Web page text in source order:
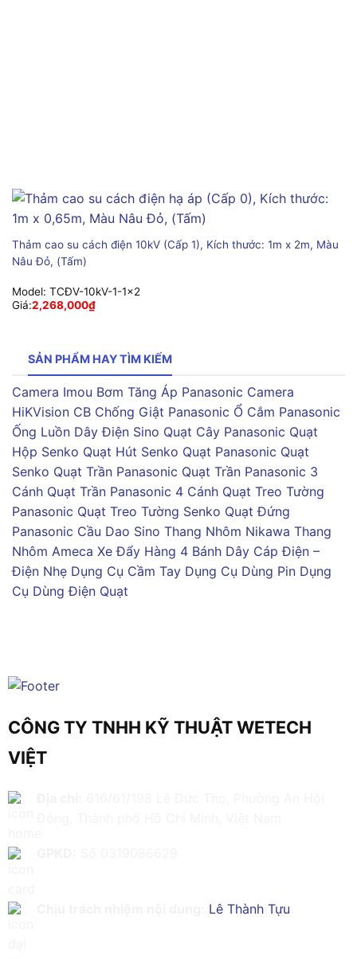
Thảm cao su cách điện 10kV (Cấp 1), Kích thước: 1m x 2m, Màu
Nâu Đỏ, (Tấm)
Model: TCĐV-10kV-1-1x2
Giá:2,268,000₫
SẢN PHẨM HAY TÌM KIẾM
Camera Imou Bơm Tăng Áp Panasonic Camera
HiKVision CB Chống Giật Panasonic Ổ Cắm Panasonic
Ống Luồn Dây Điện Sino Quạt Cây Panasonic Quạt
Hộp Senko Quạt Hút Senko Quạt Panasonic Quạt
Senko Quạt Trần Panasonic Quạt Trần Panasonic 3
Cánh Quạt Trần Panasonic 4 Cánh Quạt Treo Tường
Panasonic Quạt Treo Tường Senko Quạt Đứng
Panasonic Cầu Dao Sino Thang Nhôm Nikawa Thang
Nhôm Ameca Xe Đẩy Hàng 4 Bánh Dây Cáp Điện –
Điện Nhẹ Dụng Cụ Cầm Tay Dụng Cụ Dùng Pin Dụng
Cụ Dùng Điện Quạt
CÔNG TY TNHH KỸ THUẬT WETECH
VIỆT
Lê Thành Tựu